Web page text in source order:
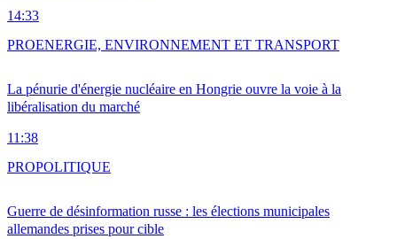
14:33
La pénurie d'énergie nucléaire en Hongrie ouvre la voie à la
libéralisation du marché
11:38
PROENERGIE, ENVIRONNEMENT ET TRANSPORT
Guerre de désinformation russe : les élections municipales
allemandes prises pour cible
PROPOLITIQUE